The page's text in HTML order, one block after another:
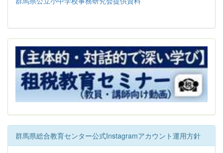
群馬県総合教育センター公式Instagramアカウント運用方針